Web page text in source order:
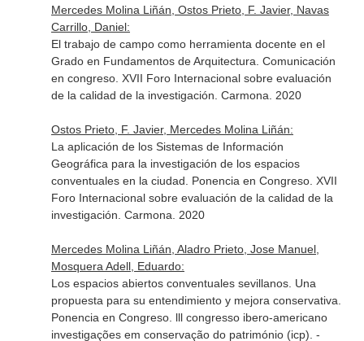
Mercedes Molina Liñán, Ostos Prieto, F. Javier, Navas
Carrillo, Daniel:
El trabajo de campo como herramienta docente en el
Grado en Fundamentos de Arquitectura. Comunicación
en congreso. XVII Foro Internacional sobre evaluación
de la calidad de la investigación. Carmona. 2020
Ostos Prieto, F. Javier, Mercedes Molina Liñán:
La aplicación de los Sistemas de Información
Geográfica para la investigación de los espacios
conventuales en la ciudad. Ponencia en Congreso. XVII
Foro Internacional sobre evaluación de la calidad de la
investigación. Carmona. 2020
Mercedes Molina Liñán, Aladro Prieto, Jose Manuel,
Mosquera Adell, Eduardo:
Los espacios abiertos conventuales sevillanos. Una
propuesta para su entendimiento y mejora conservativa.
Ponencia en Congreso. lll congresso ibero-americano
investigações em conservação do património (icp). -